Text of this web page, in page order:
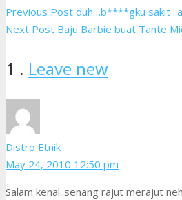
Previous Post duh…b****gku sakit
Next Post Baju Barbie buat Tante
1 Comment
. Leave new
Distro Etnik
May 24, 2010 12:50 pm
Salam kenal..senang rajut merajut